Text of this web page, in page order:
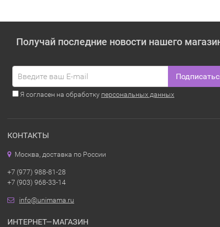
Получай последние новости нашего
Я согласен на обработку персональных данных
КОНТАКТЫ
Москва, доставка по России
+7 (977) 988-81-28
+7 (903) 968-33-14
info@unimama.ru
ИНТЕРНЕТ—МАГАЗИН